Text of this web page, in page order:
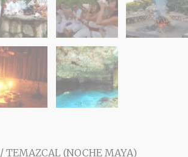
/ TEMAZCAL (NOCHE MAYA)